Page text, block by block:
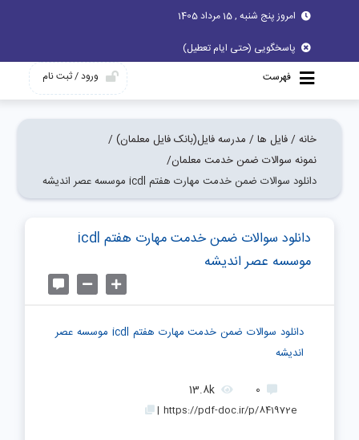
امروز پنج شنبه , 15 مرداد 1405
پاسخگویی (حتی ایام تعطیل)
فهرست
ورود / ثبت نام
خانه / فایل ها / مدرسه فایل(بانک فایل معلمان) /
نمونه سوالات ضمن خدمت معلمان/
دانلود سوالات ضمن خدمت مهارت هفتم icdl موسسه عصر اندیشه
دانلود سوالات ضمن خدمت مهارت هفتم icdl
موسسه عصر اندیشه
دانلود سوالات ضمن خدمت مهارت هفتم icdl موسسه عصر
اندیشه
0
13.8k
https://pdf-doc.ir/p/841972e
|